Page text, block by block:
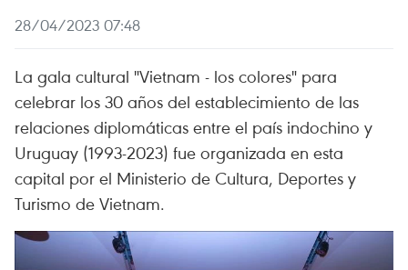
28/04/2023 07:48
La gala cultural "Vietnam - los colores" para
celebrar los 30 años del establecimiento de las
relaciones diplomáticas entre el país indochino y
Uruguay (1993-2023) fue organizada en esta
capital por el Ministerio de Cultura, Deportes y
Turismo de Vietnam.